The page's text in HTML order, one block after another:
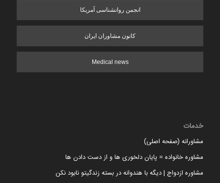
انجمن روانشناسی آمریکا
کانون مشاوران ایران
Medical news
خدمات
مشاورانه (صفحه اصلی)
مشاوره خانواده = پایان دلخوری ها و از دست دادن ها
مشاوره ازدواج | دیگه با هندوانه در بسته زندگیتو نابود نکن